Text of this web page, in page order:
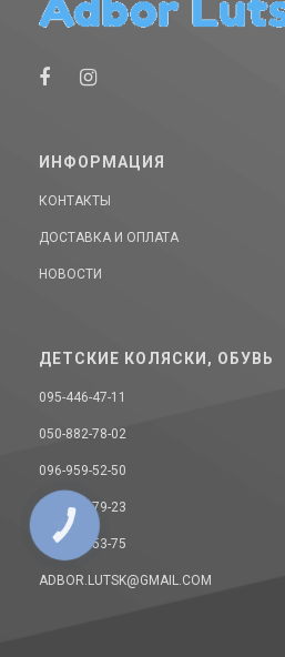
ИНФОРМАЦИЯ
КОНТАКТЫ
ДОСТАВКА И ОПЛАТА
НОВОСТИ
ДЕТСКИЕ КОЛЯСКИ, ОБУВЬ
095-446-47-11
050-882-78-02
096-959-52-50
068-393-79-23
093-157-53-75
ADBOR.LUTSK@GMAIL.COM
КНОПКА
СВЯЗИ